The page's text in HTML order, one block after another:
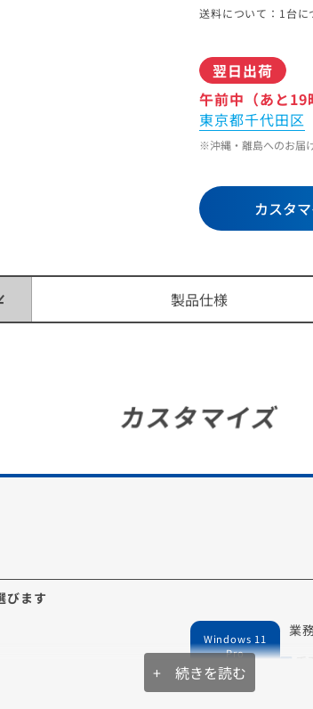
送料について：1台
翌日出荷
午前中（あと19
東京都千代田区
※沖縄・離島へのお届
カスタ
製品仕様
カスタマイズ
びます
Windows 11
Pro
業
+ 続きを読む
サービスなら、たった2,200円からデータを守